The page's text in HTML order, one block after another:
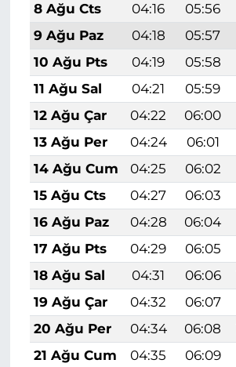
8 Ağu Cts
04:16 05:56
9 Ağu Paz
04:18 05:57
10 Ağu Pts
04:19 05:58
11 Ağu Sal
04:21 05:59
12 Ağu Çar
04:22 06:00
13 Ağu Per
04:24 06:01
14 Ağu Cum
04:25 06:02
15 Ağu Cts
04:27 06:03
16 Ağu Paz
04:28 06:04
17 Ağu Pts
04:29 06:05
18 Ağu Sal
04:31 06:06
19 Ağu Çar
04:32 06:07
20 Ağu Per
04:34 06:08
21 Ağu Cum
04:35 06:09